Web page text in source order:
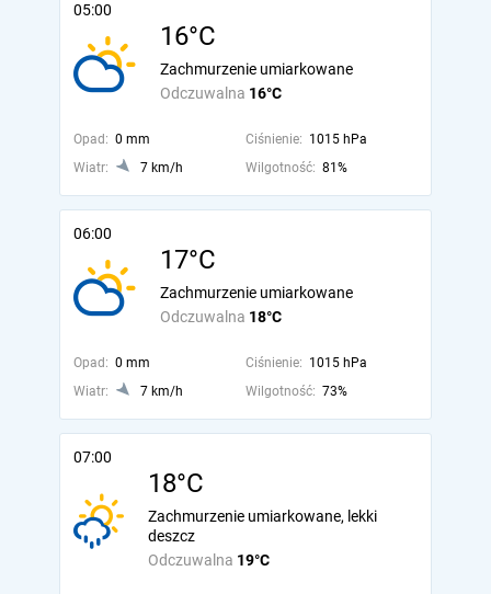
05:00
16°C
Odczuwalna 16°C
Zachmurzenie umiarkowane
Opad: 0 mm Ciśnienie: 1015 hPa
Wiatr:
7 km/h Wilgotność: 81%
06:00
17°C
Odczuwalna 18°C
Zachmurzenie umiarkowane
Opad: 0 mm Ciśnienie: 1015 hPa
Wiatr:
7 km/h Wilgotność: 73%
07:00
18°C
Odczuwalna 19°C
Zachmurzenie umiarkowane, lekki
deszcz